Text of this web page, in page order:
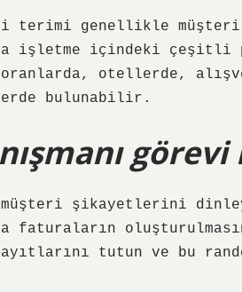
terimi genellikle
işletme içindeki
otellerde,
bulunabilir.
müşteri şikayetlerini
faturaların
tutun ve bu